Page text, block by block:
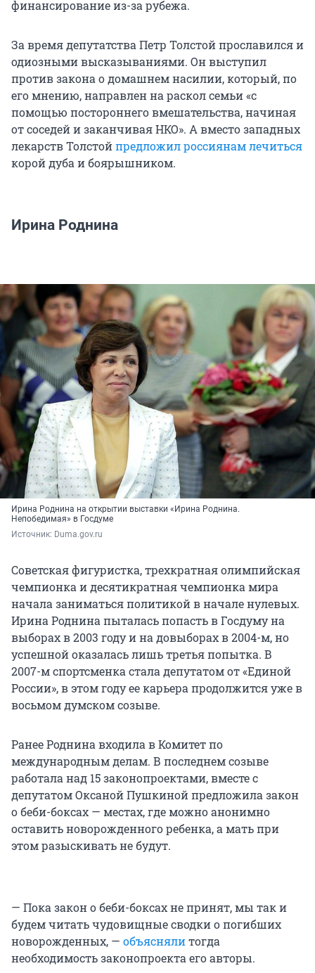
финансирование из-за рубежа.
За время депутатства Петр Толстой прославился и
одиозными высказываниями. Он выступил
против закона о домашнем насилии, который, по
его мнению, направлен на раскол семьи «с
помощью постороннего вмешательства, начиная
от соседей и заканчивая НКО». А вместо западных
лекарств Толстойпредложил россиянам лечиться
корой дуба и боярышником.
Ирина Роднина
Ирина Роднина на открытии выставки «Ирина Роднина.
Непобедимая» в Госдуме
Источник: Duma.gov.ru
Советская фигуристка, трехкратная олимпийская
чемпионка и десятикратная чемпионка мира
начала заниматься политикой в начале нулевых.
Ирина Роднина пыталась попасть в Госдуму на
выборах в 2003 году и на довыборах в 2004-м, но
успешной оказалась лишь третья попытка. В
2007-м спортсменка стала депутатом от «Единой
России», в этом году ее карьера продолжится уже в
восьмом думском созыве.
Ранее Роднина входила в Комитет по
международным делам. В последнем созыве
работала над 15 законопроектами, вместе с
депутатом Оксаной Пушкиной предложила закон
о беби-боксах — местах, где можно анонимно
оставить новорожденного ребенка, а мать при
этом разыскивать не будут.
— Пока закон о беби-боксах не принят, мы так и
будем читать чудовищные сводки о погибших
новорожденных, — объяснялитогда
необходимость законопроекта его авторы.